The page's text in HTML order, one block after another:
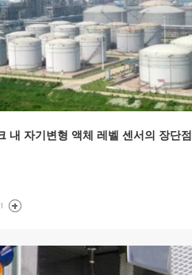
내 자기변형 액체 레벨 센서의 장단점